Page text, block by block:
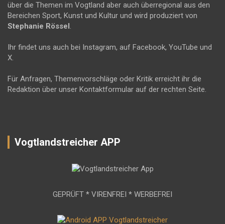
über die Themen im Vogtland aber auch überregional aus den
Bereichen Sport, Kunst und Kultur und wird produziert von
Stephanie Rössel .
Ihr findet uns auch bei Instagram, auf Facebook, YouTube und
X.
Für Anfragen, Themenvorschläge oder Kritik erreicht ihr die
Redaktion über unser Kontaktformular auf der rechten Seite.
Vogtlandstreicher APP
GEPRÜFT * VIRENFREI * WERBEFREI